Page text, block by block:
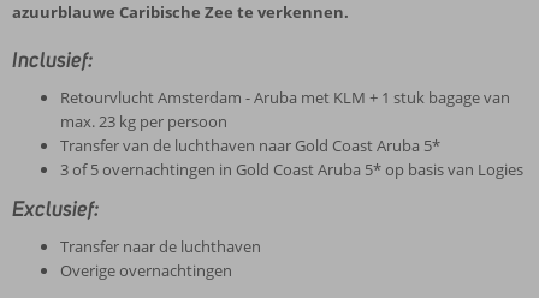
azuurblauwe Caribische Zee te verkennen.
Inclusief:
Retourvlucht Amsterdam - Aruba met KLM + 1 stuk bagage van
max. 23 kg per persoon
Transfer van de luchthaven naar Gold Coast Aruba 5*
3 of 5 overnachtingen in Gold Coast Aruba 5* op basis van Logies
Exclusief:
Transfer naar de luchthaven
Overige overnachtingen